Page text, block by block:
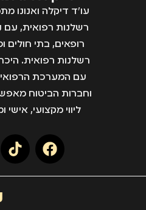
עו״ד דיקלה ואנונו
רשלנות רפואית, עם
רופאים, בתי חולים
רשלנות רפואית.
עם המערכת
וחברות הביטוח
ליווי מקצועי, אישי